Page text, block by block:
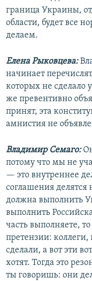
граница Украины,
области, будет все
делаем.
Елена Рыковцева:
начинает
которых не сделало
же превентивно
принят, эта
амнистия не
Владимир Семаго:
потому что мы не
— это внутреннее
соглашения делятся
должна выполнить
выполнить
часть выполняете,
претензии: коллеги,
сделали, а вот эти
хотят. Тогда это
ты говоришь: они